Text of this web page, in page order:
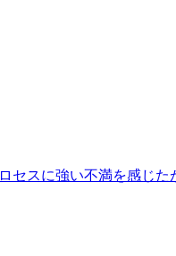
スに強い不満を感じ